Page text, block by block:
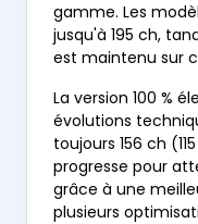
gamme. Les
jusqu'à 195 ch,
est maintenu sur
La version 100 %
évolutions
toujours 156 ch
progresse pour
grâce à une
plusieurs